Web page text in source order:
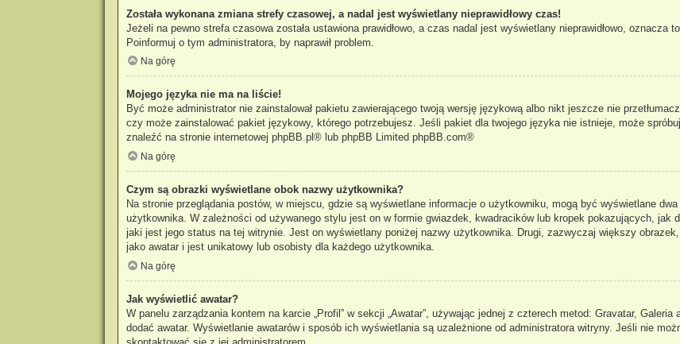
Została wykonana zmiana strefy czasowej, a nadal jest wyświetlany nieprawidłowy czas!
Jeżeli na pewno strefa czasowa została ustawiona prawidłowo, a czas nadal jest wyświetlany nieprawidłowo, oznacza
Poinformuj o tym administratora, by naprawił problem.
Na górę
Mojego języka nie ma na liście!
Być może administrator nie zainstalował pakietu zawierającego twoją wersję językową albo nikt jeszcze nie
czy może zainstalować pakiet językowy, którego potrzebujesz. Jeśli pakiet dla twojego języka nie istnieje, może
znaleźć na stronie internetowej phpBB.pl ® lub phpBB Limited phpBB.com®
Na górę
Czym są obrazki wyświetlane obok nazwy użytkownika?
Na stronie przeglądania postów, w miejscu, gdzie są wyświetlane informacje o użytkowniku, mogą być wyświetlane
użytkownika. W zależności od używanego stylu jest on w formie gwiazdek, kwadracików lub kropek pokazujących, jak
jaki jest jego status na tej witrynie. Jest on wyświetlany poniżej nazwy użytkownika. Drugi, zazwyczaj większy
jako awatar i jest unikatowy lub osobisty dla każdego użytkownika.
Na górę
Jak wyświetlić awatar?
W panelu zarządzania kontem na karcie „Profil” w sekcji „Awatar”, używając jednej z czterech metod: Gravatar,
dodać awatar. Wyświetlanie awatarów i sposób ich wyświetlania są uzależnione od administratora witryny. Jeśli nie